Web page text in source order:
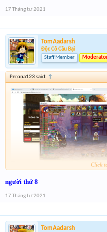
17 Tháng tư 2021
TomAadarsh
Độc Cô Cầu Bại
Staff Member
Perona123 said: ↑
Click
người thứ 8
17 Tháng tư 2021
TomAadarsh